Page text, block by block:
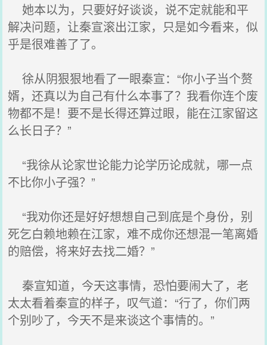
她本以为，只要好好谈谈，说不定就能和平
解决问题，让秦宣滚出江家，只是如今看来，似
乎是很难善了了。
徐从阴狠狠地看了一眼秦宣：“你小子当个赘
婿，还真以为自己有什么本事了？我看你连个废
物都不是！要不是长得还算过眼，能在江家留这
么长日子？”
“我徐从论家世论能力论学历论成就，哪一点
不比你小子强？”
“我劝你还是好好想想自己到底是个身份，别
死乞白赖地赖在江家，难不成你还想混一笔离婚
的赔偿，将来好去找二婚？”
秦宣知道，今天这事情，恐怕要闹大了，老
太太看着秦宣的样子，叹气道：“行了，你们两
个别吵了，今天不是来谈这个事情的。”